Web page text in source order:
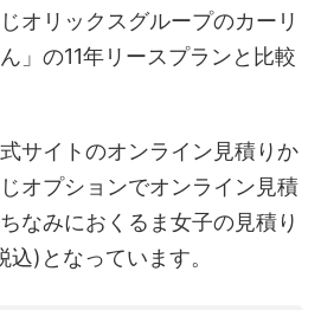
オリックスグループのカーリ
」の11年リースプランと比較
サイトのオンライン見積りか
オプションでオンライン見積
なみにおくるま女子の見積り
)となっています。